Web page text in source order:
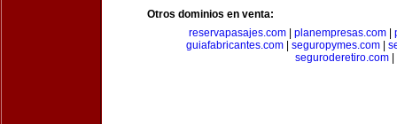
Otros dominios en venta:
reservapasajes.com
planempresas.com
guiafabricantes.com| seguropymes.com|
seguroderetiro.com